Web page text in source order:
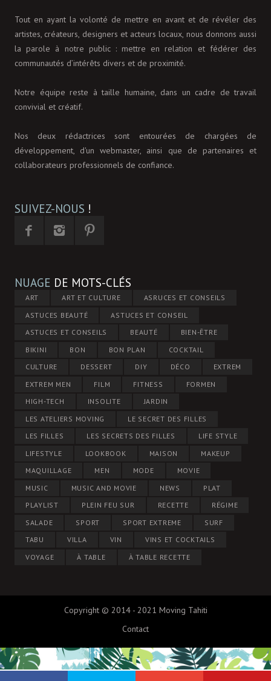
Tout en ayant la volonté de mettre en avant et de révéler des
artistes, créateurs, designers et acteurs locaux, nous donnons aussi
la parole à notre public : mettre en relation et fédérer des
communautés d’intérêts divers et de proximité.
Notre équipe reste à taille humaine, dans un cadre de travail
convivial et créatif.
Nos deux rédactrices sont entourées de chargées de
développement, d'un webmaster, ainsi que de partenaires et
collaborateurs professionnels de confiance.
SUIVEZ-NOUS !
NUAGE DE MOTS-CLÉS
ART ART ET CULTURE
ASRUCES ET CONSEILS
ASTUCES BEAUTÉ
ASTUCES ET CONSEIL
ASTUCES ET CONSEILS
BEAUTÉ
BIEN-ÊTRE
BIKINI
BON BON PLAN
COCKTAIL
CULTURE
DESSERT DIY DÉCO
EXTREM
EXTREM MEN
FILM FITNESS
FORMEN
HIGH-TECH
INSOLITE
JARDIN
LES ATELIERS MOVING
LE SECRET DES FILLES
LES FILLES
LES SECRETS DES FILLES
LIFE STYLE
LIFESTYLE
LOOKBOOK MAISON
MAKEUP
MAQUILLAGE
MEN MODE
MOVIE
MUSIC
MUSIC AND MOVIE NEWS
PLAT
PLAYLIST
PLEIN FEU SUR RECETTE
RÉGIME
SALADE
SPORT SPORT EXTREME
SURF
TABU
VILLA VIN
VINS ET COCKTAILS
VOYAGE
À TABLE À TABLE RECETTE
Copyright © 2014 - 2021 Moving Tahiti
Contact